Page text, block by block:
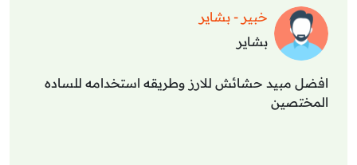
خبير - بشاير
بشاير
افضل مبيد حشائش للارز وطريقه استخدامه للساده
المختصين